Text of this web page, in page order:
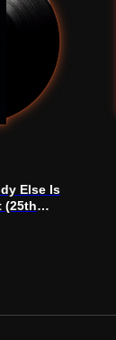
Else Is
(25th